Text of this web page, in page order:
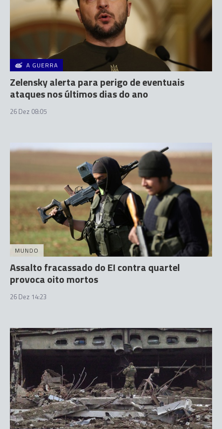
A GUERRA
Zelensky alerta para perigo de eventuais
ataques nos últimos dias do ano
26 Dez 08:05
MUNDO
Assalto fracassado do EI contra quartel
provoca oito mortos
26 Dez 14:23